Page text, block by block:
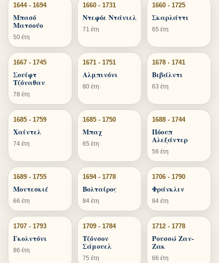
1644 - 1694
Μπασό
Ματσούο
50 έτη
1660 - 1731
Ντεφόε Ντάνιελ
71 έτη
1660 - 1725
Σκαρλάττι
65 έτη
1667 - 1745
Σουίφτ
Τζόναθαν
78 έτη
1671 - 1751
Αλμπινόνι
80 έτη
1678 - 1741
Βιβάλντι
63 έτη
1685 - 1759
Χαίντελ
74 έτη
1685 - 1750
Μπαχ
65 έτη
1688 - 1744
Πόουπ
Αλεξάντερ
56 έτη
1689 - 1755
Μοντεσκιέ
66 έτη
1694 - 1778
Βολταίρος
84 έτη
1706 - 1790
Φράνκλιν
84 έτη
1707 - 1793
Γκολντόνι
86 έτη
1709 - 1784
Τζόνσον
Σάμουελ
75 έτη
1712 - 1778
Ρουσσώ Ζαν-
Ζακ
66 έτη